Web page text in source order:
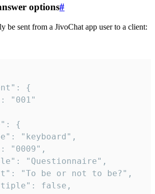
options#
be sent from a JivoChat app user to a client: